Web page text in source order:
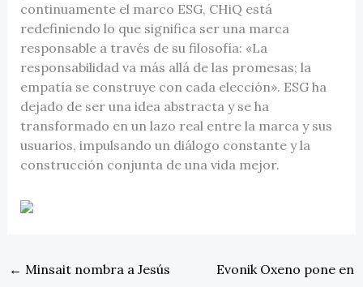
continuamente el marco ESG, CHiQ está
redefiniendo lo que significa ser una marca
responsable a través de su filosofía: «La
responsabilidad va más allá de las promesas; la
empatía se construye con cada elección». ESG ha
dejado de ser una idea abstracta y se ha
transformado en un lazo real entre la marca y sus
usuarios, impulsando un diálogo constante y la
construcción conjunta de una vida mejor.
← Minsait nombra a Jesús
Evonik Oxeno pone en